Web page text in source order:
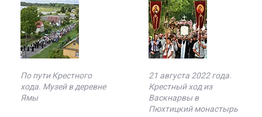
По пути Крестного
хода. Музей в деревне
Ямы
21 августа 2022 года.
Крестный ход из
Васкнарвы в
Пюхтицкий монастырь